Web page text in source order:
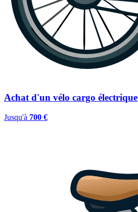
Achat d'un vélo cargo électrique
Jusqu'à 700 €